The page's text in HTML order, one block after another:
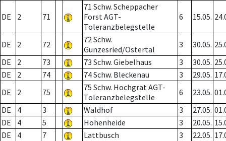
DE 2 71
71 Schw. Scheppacher
Forst AGT-
Toleranzbelegstelle
6 15.05.
DE 2 72
72 Schw.
Gunzesried/Ostertal
3 30.05.
DE
2 73 73 Schw. Giebelhaus 3 30.05.
DE
2 74 74 Schw. Bleckenau 3 29.05.
DE
2 75
75 Schw. Hochgrat AGT-
Toleranzbelegstelle
6 23.05.
DE
4 3 Waldhof 3 27.05.
DE
4 5 Hohenheide 3 20.05.
DE
4 7 Lattbusch 3 22.05.